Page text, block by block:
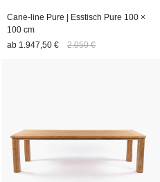
Cane-line Pure | Esstisch Pure 100 ×
100 cm
ab 1.947,50 € 2.050 €